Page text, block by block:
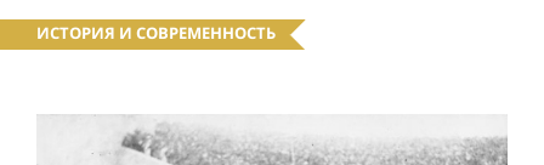
ИСТОРИЯ И СОВРЕМЕННОСТЬ